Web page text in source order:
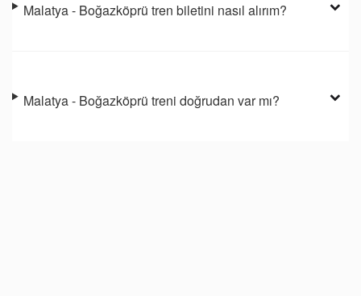
Malatya - Boğazköprü tren biletini nasıl alırım?
Malatya - Boğazköprü treni doğrudan var mı?